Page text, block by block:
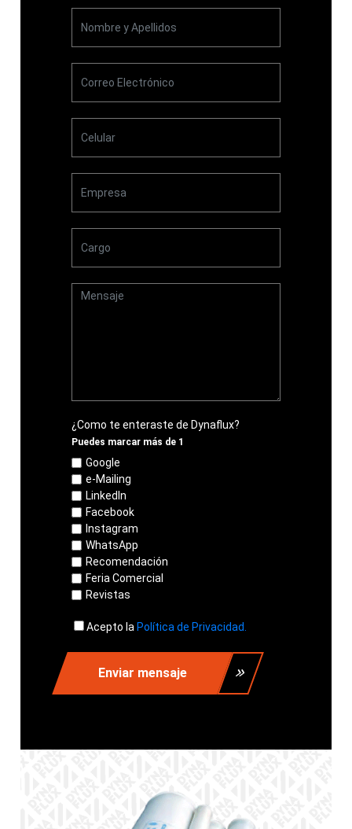
¿Como te enteraste de Dynaflux?
Puedes marcar más de 1
Google
e-Mailing
LinkedIn
Facebook
Instagram
WhatsApp
Recomendación
Feria Comercial
Revistas
Acepto la Política de Privacidad.
Enviar mensaje